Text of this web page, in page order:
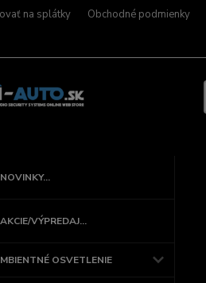
na splátky Obchodné podmienky
VÝPREDAJ...
OSVETLENIE